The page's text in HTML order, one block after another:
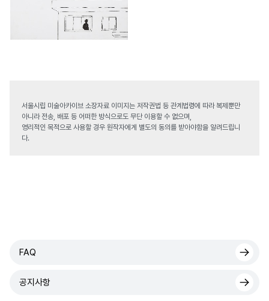
서울시립 미술아카이브 소장자료 이미지는 저작권법 등 관계법령에 따라 복제뿐만
아니라 전송, 배포 등 어떠한 방식으로도 무단 이용할 수 없으며,
영리적인 목적으로 사용할 경우 원작자에게 별도의 동의를 받아야함을 알려드립니
다.
FAQ
공지사항